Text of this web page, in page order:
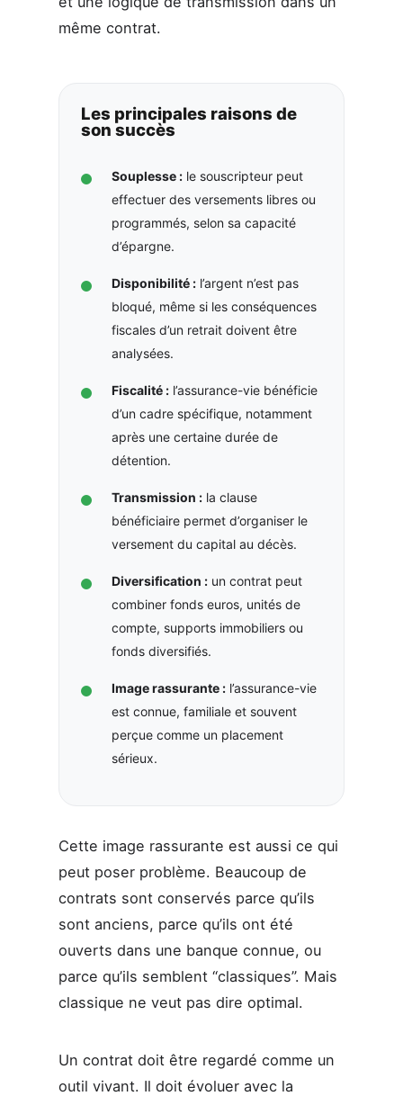
même contrat.
Les principales raisons de
son succès
Souplesse :le souscripteur peut
effectuer des versements libres ou
programmés, selon sa capacité
d’épargne.
Disponibilité :l’argent n’est pas
bloqué, même si les conséquences
fiscales d’un retrait doivent être
analysées.
Fiscalité :l’assurance-vie bénéficie
d’un cadre spécifique, notamment
après une certaine durée de
détention.
Transmission :la clause
bénéficiaire permet d’organiser le
versement du capital au décès.
Diversification :un contrat peut
combiner fonds euros, unités de
compte, supports immobiliers ou
fonds diversifiés.
Image rassurante :l’assurance-vie
est connue, familiale et souvent
perçue comme un placement
sérieux.
Cette image rassurante est aussi ce qui
peut poser problème. Beaucoup de
contrats sont conservés parce qu’ils
sont anciens, parce qu’ils ont été
ouverts dans une banque connue, ou
parce qu’ils semblent “classiques”. Mais
classique ne veut pas dire optimal.
Un contrat doit être regardé comme un
outil vivant. Il doit évoluer avec la